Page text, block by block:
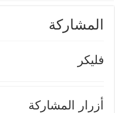
المشاركة
فليكر
أزرار المشاركة